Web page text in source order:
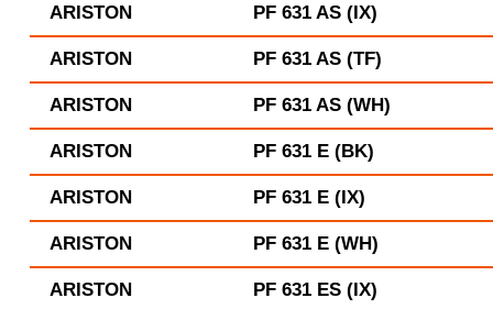
ARISTON PF 631 AS (IX)
ARISTON PF 631 AS (TF)
ARISTON PF 631 AS (WH)
ARISTON PF 631 E (BK)
ARISTON PF 631 E (IX)
ARISTON PF 631 E (WH)
ARISTON PF 631 ES (IX)